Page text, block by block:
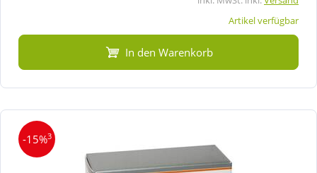
Artikel verfügbar
In den Warenkorb
-15%3